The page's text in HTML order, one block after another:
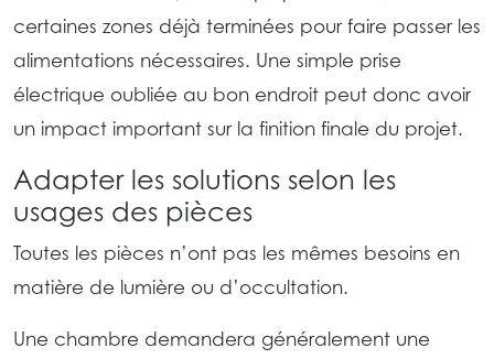
certaines zones déjà terminées pour faire passer les
alimentations nécessaires. Une simple prise
électrique oubliée au bon endroit peut donc avoir
un impact important sur la finition finale du projet.
Adapter les solutions selon les
usages des pièces
Toutes les pièces n’ont pas les mêmes besoins en
matière de lumière ou d’occultation.
Une chambre demandera généralement une